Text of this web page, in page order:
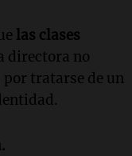
las clases
directora no
tratarse de un